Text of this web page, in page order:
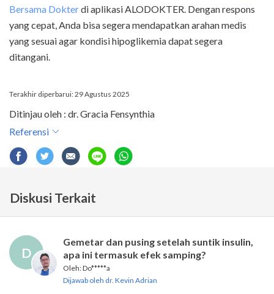
Bersama Dokterdi aplikasi ALODOKTER. Dengan respons
yang cepat, Anda bisa segera mendapatkan arahan medis
yang sesuai agar kondisi hipoglikemia dapat segera
ditangani.
Terakhir diperbarui: 29 Agustus 2025